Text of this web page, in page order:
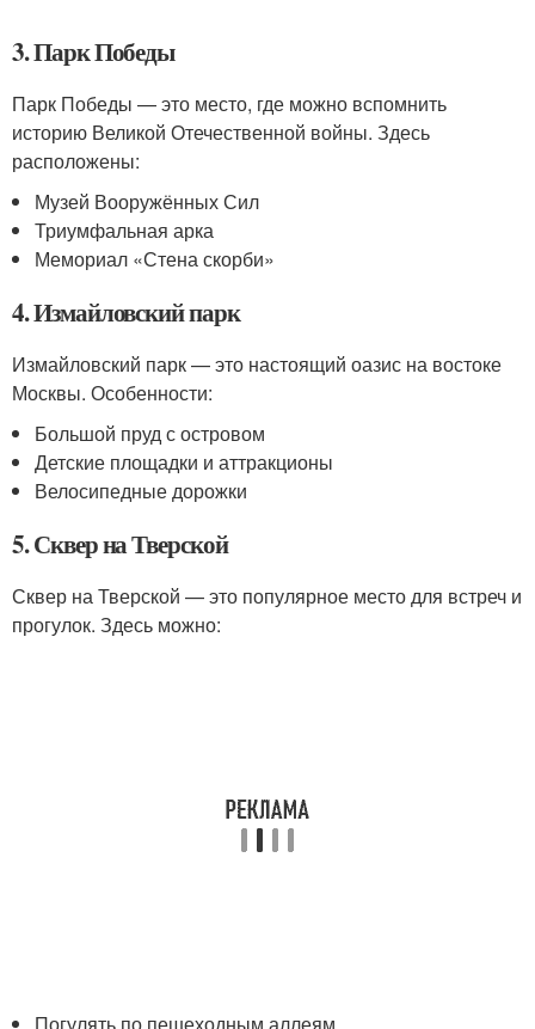
3. Парк Победы
Парк Победы — это место, где можно вспомнить
историю Великой Отечественной войны. Здесь
расположены:
Музей Вооружённых Сил
Триумфальная арка
Мемориал «Стена скорби»
4. Измайловский парк
Измайловский парк — это настоящий оазис на востоке
Москвы. Особенности:
Большой пруд с островом
Детские площадки и аттракционы
Велосипедные дорожки
5. Сквер на Тверской
Сквер на Тверской — это популярное место для встреч и
прогулок. Здесь можно: